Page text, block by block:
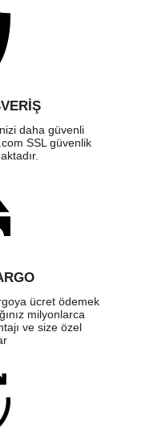
daha güvenli
SSL güvenlik
ücret ödemek
milyonlarca
ve size özel